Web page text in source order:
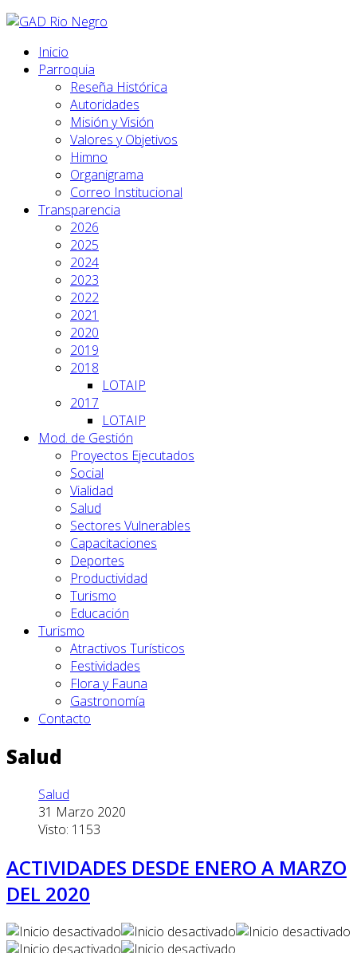
Inicio
Parroquia
Reseña Histórica
Autoridades
Misión y Visión
Valores y Objetivos
Himno
Organigrama
Correo Institucional
Transparencia
2026
2025
2024
2023
2022
2021
2020
2019
2018
LOTAIP
2017
LOTAIP
Mod. de Gestión
Proyectos Ejecutados
Social
Vialidad
Salud
Sectores Vulnerables
Capacitaciones
Deportes
Productividad
Turismo
Educación
Turismo
Atractivos Turísticos
Festividades
Flora y Fauna
Gastronomía
Contacto
Salud
Salud
31 Marzo 2020
Visto: 1153
ACTIVIDADES DESDE ENERO A MARZO
DEL 2020